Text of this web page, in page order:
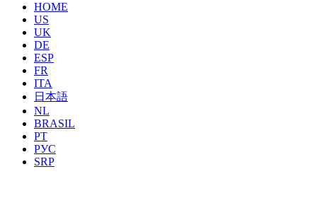
HOME
US
UK
DE
ESP
FR
ITA
日本語
NL
BRASIL
PT
РУС
SRP